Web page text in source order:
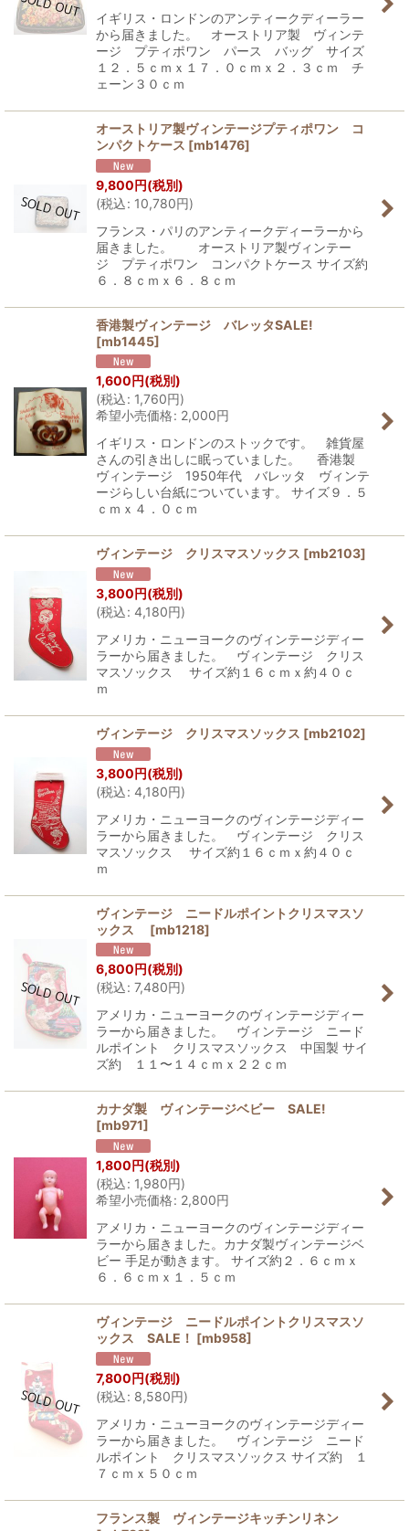
イギリス・ロンドンのアンティークディーラー
から届きました。 オーストリア製 ヴィンテ
ージ プティポワン パース バッグ サイズ
１２．５ｃｍｘ１７．０ｃｍｘ２．３ｃｍ チ
ェーン３０ｃｍ
オーストリア製ヴィンテージプティポワン コ
ンパクトケース [mb1476]
9,800円(税別)
(税込: 10,780円)
フランス・パリのアンティークディーラーから
届きました。 オーストリア製ヴィンテー
ジ プティポワン コンパクトケース サイズ約
６．８ｃｍｘ６．８ｃｍ
香港製ヴィンテージ バレッタSALE!
[mb1445]
1,600 円(税別)
(税込: 1,760円)
希望小売価格: 2,000円
イギリス・ロンドンのストックです。 雑貨屋
さんの引き出しに眠っていました。 香港製
ヴィンテージ 1950年代 バレッタ ヴィンテ
ージらしい台紙についています。 サイズ９．５
ｃｍｘ４．０ｃｍ
ヴィンテージ クリスマスソックス [mb2103]
3,800円(税別)
(税込: 4,180円)
アメリカ・ニューヨークのヴィンテージディー
ラーから届きました。 ヴィンテージ クリス
マスソックス サイズ約１６ｃｍｘ約４０ｃ
ｍ
ヴィンテージ クリスマスソックス [mb2102]
3,800円(税別)
(税込: 4,180円)
アメリカ・ニューヨークのヴィンテージディー
ラーから届きました。 ヴィンテージ クリス
マスソックス サイズ約１６ｃｍｘ約４０ｃ
ｍ
ヴィンテージ ニードルポイントクリスマスソ
ックス
[mb1218]
6,800 円(税別)
(税込: 7,480円)
アメリカ・ニューヨークのヴィンテージディー
ラーから届きました。 ヴィンテージ ニード
ルポイント クリスマスソックス 中国製 サイ
ズ約 １１〜１４ｃｍｘ２２ｃｍ
カナダ製 ヴィンテージベビー SALE!
[mb971]
1,800円(税別)
(税込: 1,980円)
希望小売価格: 2,800円
アメリカ・ニューヨークのヴィンテージディー
ラーから届きました。カナダ製ヴィンテージベ
ビー 手足が動きます。 サイズ約２．６ｃｍｘ
６．６ｃｍｘ１．５ｃｍ
ヴィンテージ ニードルポイントクリスマスソ
ックス SALE！ [mb958]
7,800円(税別)
(税込: 8,580円)
アメリカ・ニューヨークのヴィンテージディー
ラーから届きました。 ヴィンテージ ニード
ルポイント クリスマスソックス サイズ約 １
７ｃｍｘ５０ｃｍ
フランス製 ヴィンテージキッチンリネン